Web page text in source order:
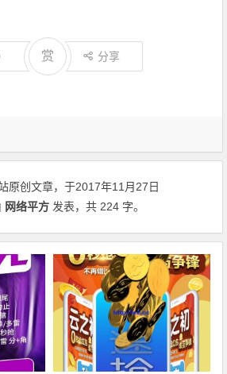
赏 分享
原创文章，于2017年11月27日
网络平方 发表，共 224 字。